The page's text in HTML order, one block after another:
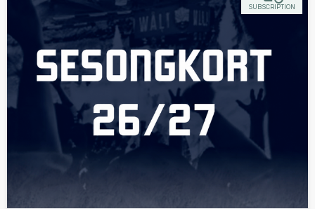
SUBSCRIPTION